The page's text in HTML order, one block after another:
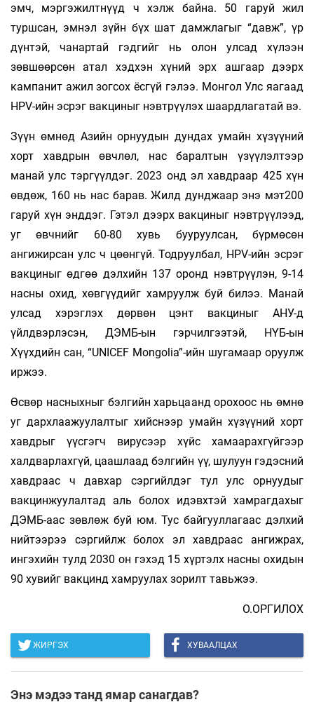
эмч, мэргэжилтнүүд ч хэлж байна. 50 гаруй жил
туршсан, эмнэл зүйн бүх шат дамжлагыг “давж”, үр
дүнтэй, чанартай гэдгийг нь олон улсад хүлээн
зөвшөөрсөн атал хэдхэн хүний эрх ашгаар дээрх
кампанит ажил зогсох ёсгүй гэлээ. Монгол Улс яагаад
HPV-ийн эсрэг вакциныг нэвтрүүлэх шаардлагатай вэ.
Зүүн өмнөд Азийн орнуудын дундах умайн хүзүүний
хорт хавдрын өвчлөл, нас баралтын үзүүлэлтээр
манай улс тэргүүлдэг. 2023 онд эл хавдраар 425 хүн
өвдөж, 160 нь нас барав. Жилд дунджаар энэ мэт200
гаруй хүн энддэг. Гэтэл дээрх вакциныг нэвтрүүлээд,
уг өвчнийг 60-80 хувь бууруулсан, бүрмөсөн
ангижирсан улс ч цөөнгүй. Тодруулбал, HPV-ийн эсрэг
вакциныг өдгөө дэлхийн 137 оронд нэвтрүүлэн, 9-14
насны охид, хөвгүүдийг хамруулж буй билээ. Манай
улсад хэрэглэх дөрвөн цэнт вакциныг АНУ-д
үйлдвэрлэсэн, ДЭМБ-ын гэрчилгээтэй, НҮБ-ын
Хүүхдийн сан, “UNICEF Mongolia”-ийн шугамаар оруулж
иржээ.
Өсвөр насныхныг бэлгийн харьцаанд орохоос нь өмнө
уг дархлаажуулалтыг хийснээр умайн хүзүүний хорт
хавдрыг үүсгэгч вирусээр хүйс хамаарахгүйгээр
халдварлахгүй, цаашлаад бэлгийн үү, шулуун гэдэсний
хавдраас ч давхар сэргийлдэг тул улс орнуудыг
вакцинжуулалтад аль болох идэвхтэй хамрагдахыг
ДЭМБ-аас зөвлөж буй юм. Тус байгууллагаас дэлхий
нийтээрээ сэргийлж болох эл хавдраас ангижрах,
ингэхийн тулд 2030 он гэхэд 15 хүртэлх насны охидын
90 хувийг вакцинд хамруулах зорилт тавьжээ.
О.ОРГИЛОХ
ЖИРГЭХ ХУВААЛЦАХ
Энэ мэдээ танд ямар санагдав?